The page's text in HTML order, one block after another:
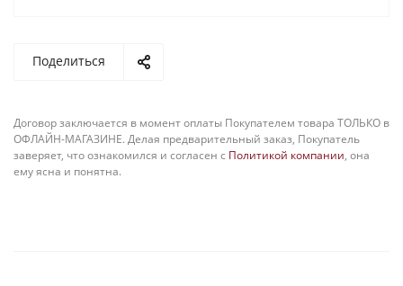
Поделиться
Договор заключается в момент оплаты Покупателем товара ТОЛЬКО в
ОФЛАЙН-МАГАЗИНЕ. Делая предварительный заказ, Покупатель
заверяет, что ознакомился и согласен с Политикой компании, она
ему ясна и понятна.